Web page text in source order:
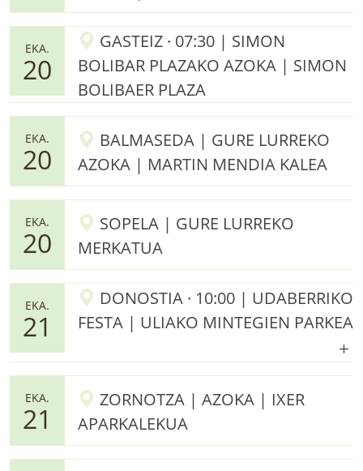
EKA.
20
GASTEIZ · 07:30 | SIMON
BOLIBAR PLAZAKO AZOKA | SIMON
BOLIBAER PLAZA
EKA.
20
BALMASEDA | GURE LURREKO
AZOKA | MARTIN MENDIA KALEA
EKA.
20
SOPELA | GURE LURREKO
MERKATUA
EKA.
21
DONOSTIA · 10:00 | UDABERRIKO
FESTA | ULIAKO MINTEGIEN PARKEA
EKA.
21
ZORNOTZA | AZOKA | IXER
APARKALEKUA